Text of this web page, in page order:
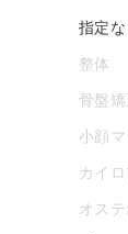
指定な
整体
骨盤
小顔
カイ
オス